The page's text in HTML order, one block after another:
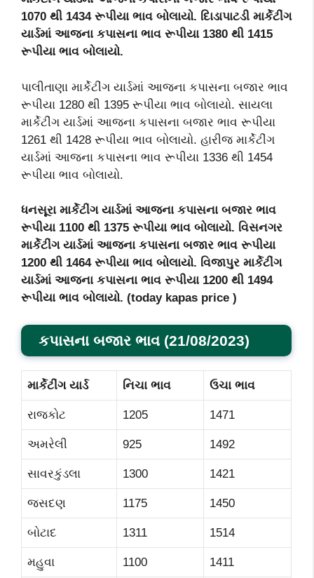
1070 થી 1434 રૂપીયા ભાવ બોલાયો. દિાડાપાટડી માર્કેટીંગ
યાર્ડમાં આજના કપાસના ભાવ રૂપીયા 1380 થી 1415
રૂપીયા ભાવ બોલાયો.
પાલીતાણા માર્કેટીંગ યાર્ડમાં આજના કપાસના બજાર ભાવ
રૂપીયા 1280 થી 1395 રૂપીયા ભાવ બોલાયો. સાયલા
માર્કેટીંગ યાર્ડમાં આજના કપાસના બજાર ભાવ રૂપીયા
1261 થી 1428 રૂપીયા ભાવ બોલાયો. હારીજ માર્કેટીંગ
યાર્ડમાં આજના કપાસના ભાવ રૂપીયા 1336 થી 1454
રૂપીયા ભાવ બોલાયો.
ધનસૂરા માર્કેટીંગ યાર્ડમાં આજના કપાસના બજાર ભાવ
રૂપીયા 1100 થી 1375 રૂપીયા ભાવ બોલાયો. વિસનગર
માર્કેટીંગ યાર્ડમાં આજના કપાસના બજાર ભાવ રૂપીયા
1200 થી 1464 રૂપીયા ભાવ બોલાયો. વિજાપુર માર્કેટીંગ
યાર્ડમાં આજના કપાસના ભાવ રૂપીયા 1200 થી 1494
રૂપીયા ભાવ બોલાયો. (today kapas price )
કપાસના બજાર ભાવ (21/08/2023)
માર્કેટીંગ યાર્ડ નિચા ભાવ ઉચા ભાવ
રાજકોટ 1205 1471
અમરેલી 925 1492
સાવરકુંડલા 1300 1421
જસદણ 1175 1450
બોટાદ 1311 1514
મહુવા 1100 1411